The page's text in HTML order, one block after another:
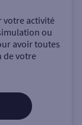
votre activité
ou
avoir toutes
de votre